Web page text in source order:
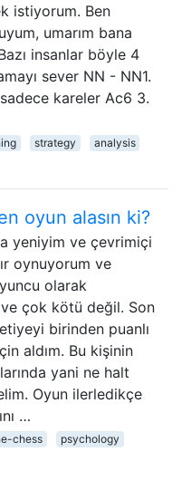
istiyorum. Ben
umarım bana
insanlar böyle 4
sever NN - NN1.
kareler Ac6 3.
strategy
analysis
oyun alasın ki?
yeniyim ve çevrimiçi
oynuyorum ve
olarak
çok kötü değil. Son
birinden puanlı
aldım. Bu kişinin
yani ne halt
Oyun ilerledikçe
…
chess
psychology